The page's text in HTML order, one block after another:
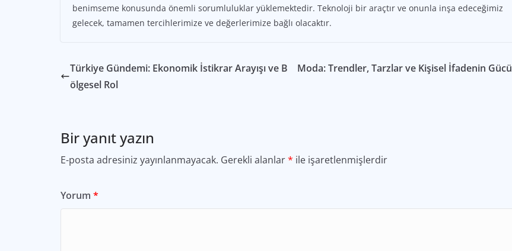
benimseme konusunda önemli sorumluluklar yüklemektedir. Teknoloji bir araçtır ve onunla inşa edeceğimiz
gelecek, tamamen tercihlerimize ve değerlerimize bağlı olacaktır.
Türkiye Gündemi: Ekonomik İstikrar Arayışı ve B
ölgesel Rol
Moda: Trendler, Tarzlar ve Kişisel İfadenin Gücü
Bir yanıt yazın
E-posta adresiniz yayınlanmayacak. Gerekli alanlar* ile işaretlenmişlerdir
Yorum *